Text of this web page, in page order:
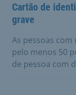
Cartão de
grave
As pessoas com
pelo menos 50
de pessoa com